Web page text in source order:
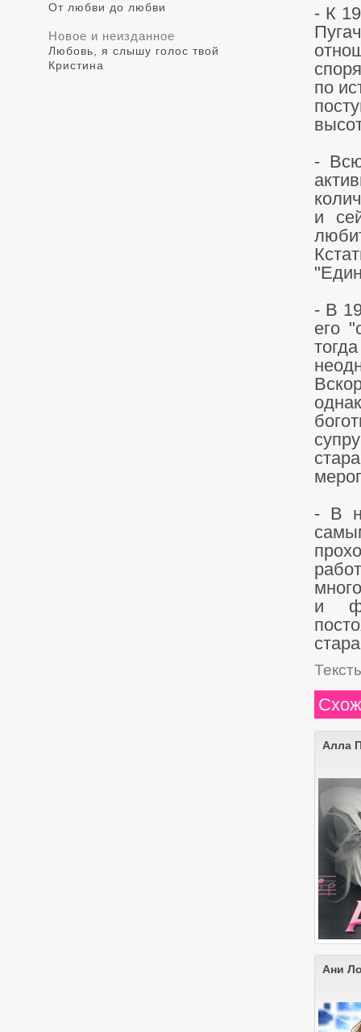
- К
по
-
и
- В
его
- В
и
Алла
Ани
От любви дo любви
Новое и неизданное
Любовь, я слышу голос твой
Кристина